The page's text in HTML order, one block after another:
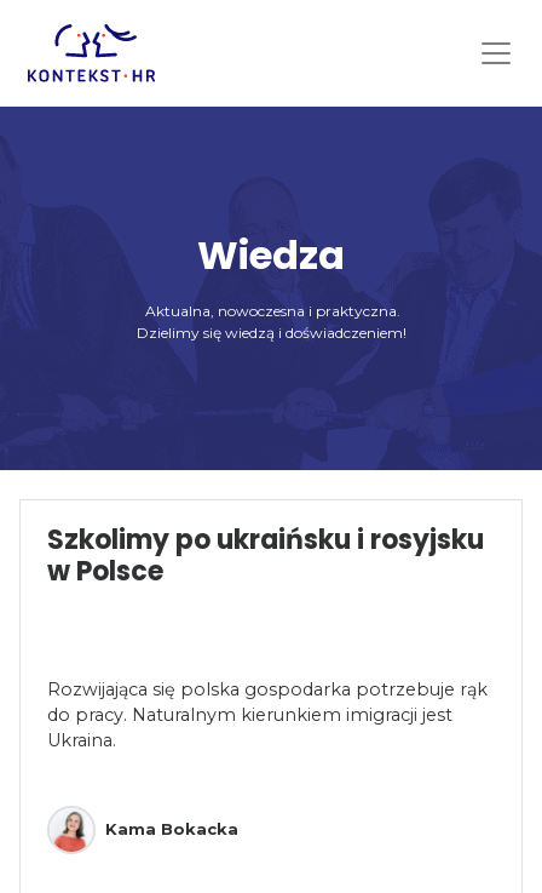
content
Wiedza
Aktualna, nowoczesna i praktyczna.
Dzielimy się wiedzą i doświadczeniem!
Szkolimy po ukraińsku i rosyjsku
w Polsce
Rozwijająca się polska gospodarka potrzebuje rąk
do pracy. Naturalnym kierunkiem imigracji jest
Ukraina.
Kama Bokacka